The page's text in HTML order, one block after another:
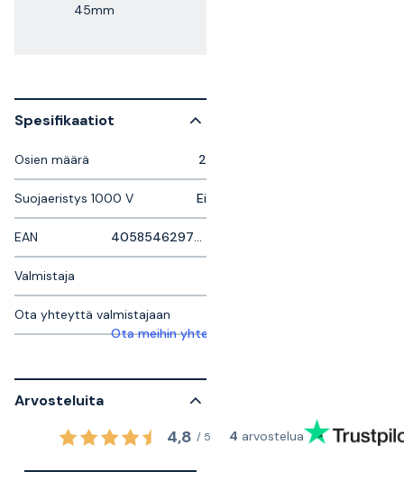
45mm
Spesifikaatiot
Osien määrä 2
Suojaeristys 1000 V Ei
EAN
Valmistaja
Ota yhteyttä valmistajaan
Ota meihin yhteyttä saadaksesi lisätietoja
Arvosteluita
4,8 / 5 4 arvostelua